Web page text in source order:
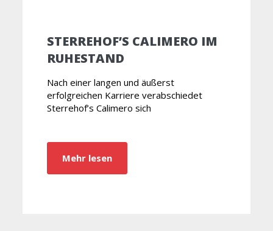
STERREHOF’S CALIMERO IM
RUHESTAND
Nach einer langen und äußerst
erfolgreichen Karriere verabschiedet
Sterrehof’s Calimero sich
Mehr lesen